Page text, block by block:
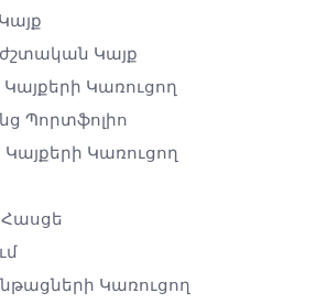
​​կայք
Կառուցող
Պորտֆոլիո
Կառուցող
Հասցե
Կառուցող